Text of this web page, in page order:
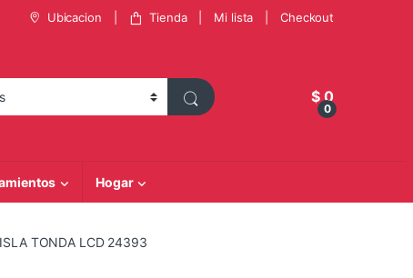
Ubicacion Tienda Mi lista Checkout
0
$0
Hogar
TONDA LCD 24393